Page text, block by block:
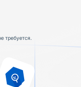
требуется.